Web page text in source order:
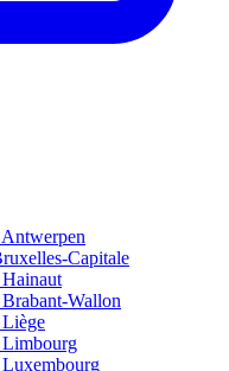
Capitale
Wallon
Liège
Limbourg
Luxembourg